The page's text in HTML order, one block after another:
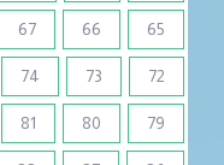
65
66
67
72
73
74
79
80
81